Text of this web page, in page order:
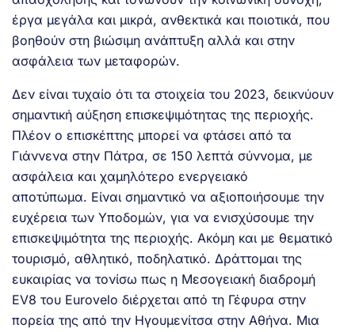
έργα μεγάλα και μικρά, ανθεκτικά και ποιοτικά, που
βοηθούν στη βιώσιμη ανάπτυξη αλλά και στην
ασφάλεια των μεταφορών.
Δεν είναι τυχαίο ότι τα στοιχεία του 2023, δεικνύουν
σημαντική αύξηση επισκεψιμότητας της περιοχής.
Πλέον ο επισκέπτης μπορεί να φτάσει από τα
Γιάννενα στην Πάτρα, σε 150 λεπτά σύννομα, με
ασφάλεια και χαμηλότερο ενεργειακό
αποτύπωμα. Είναι σημαντικό να αξιοποιήσουμε την
ευχέρεια των Υποδομών, για να ενισχύσουμε την
επισκεψιμότητα της περιοχής. Ακόμη και με θεματικό
τουρισμό, αθλητικό, ποδηλατικό. Δράττομαι της
ευκαιρίας να τονίσω πως η Μεσογειακή διαδρομή
ΕV8 του Eurovelo διέρχεται από τη Γέφυρα στην
πορεία της από την Ηγουμενίτσα στην Αθήνα. Μια